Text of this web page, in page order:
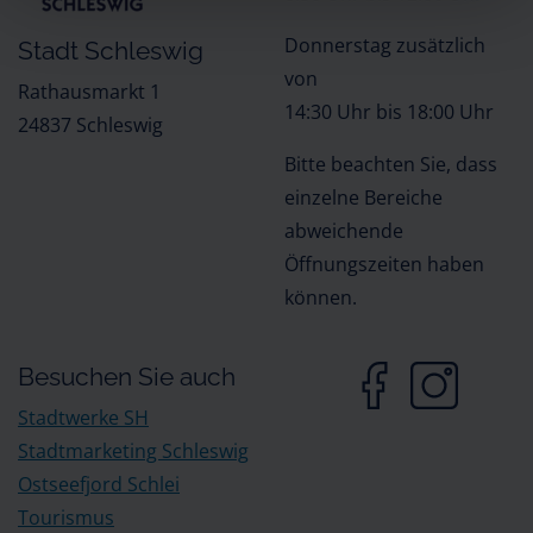
Stadt Schleswig
Rathausmarkt 1
24837 Schleswig
Donnerstag zusätzlich
von
14:30 Uhr bis 18:00 Uhr
Bitte beachten Sie, dass
einzelne Bereiche
abweichende
Öffnungszeiten haben
können.
Besuchen Sie auch
Stadtwerke SH
Stadtmarketing Schleswig
Ostseefjord Schlei
Tourismus